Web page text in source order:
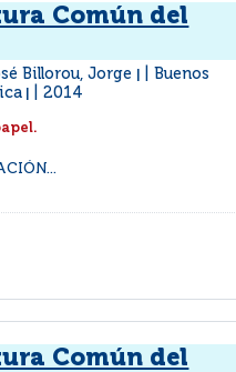
Común del
Billorou, Jorge
Buenos
2014
Común del